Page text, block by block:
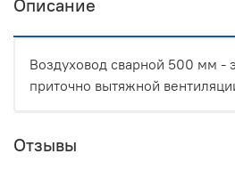
Описание
Воздуховод сварной 500 мм -
приточно вытяжной
Отзывы